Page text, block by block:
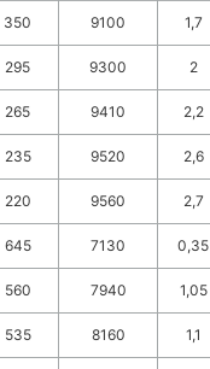
350 9100 1,7
295 9300 2
265 9410 2,2
235 9520 2,6
220 9560 2,7
645 7130 0,35
560 7940 1,05
535 8160 1,1